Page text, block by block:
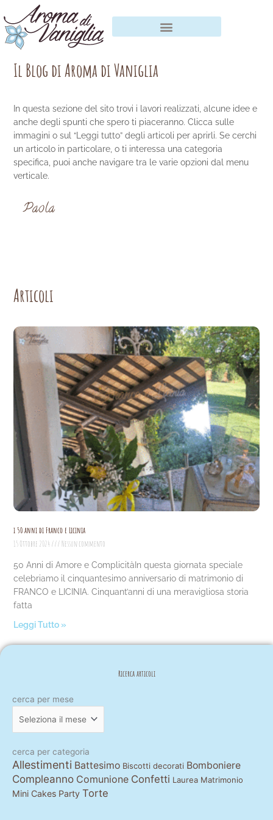
al
contenuto
Il Blog di Aroma di Vaniglia
In questa sezione del sito trovi i lavori realizzati, alcune idee e
anche degli spunti che spero ti piaceranno. Clicca sulle
immagini o sul “Leggi tutto” degli articoli per aprirli. Se cerchi
un articolo in particolare, o ti interessa una categoria
specifica, puoi anche navigare tra le varie opzioni dal menu
verticale.
Paola
Articoli
i 50 anni di Franco e Licinia
15 Ottobre 2024
Nessun commento
50 Anni di Amore e ComplicitàIn questa giornata speciale
celebriamo il cinquantesimo anniversario di matrimonio di
FRANCO e LICINIA. Cinquant’anni di una meravigliosa storia
fatta
Leggi Tutto »
Ricerca articoli
cerca per mese
cerca
mese
cerca per categoria
Allestimenti Battesimo Biscotti decorati Bomboniere
Compleanno Comunione Confetti Laurea Matrimonio
Mini Cakes Party Torte